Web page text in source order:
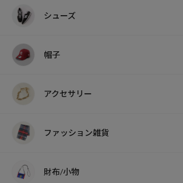
シューズ
帽子
アクセサリー
ファッション雑貨
財布/小物